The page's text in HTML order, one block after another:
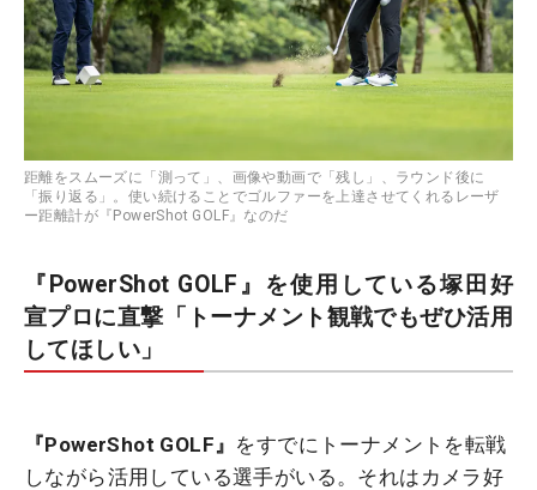
距離をスムーズに「測って」、画像や動画で「残し」、ラウンド後に
「振り返る」。使い続けることでゴルファーを上達させてくれるレーザ
ー距離計が『PowerShot GOLF』なのだ
『PowerShot GOLF』を使用している塚田好
宣プロに直撃「トーナメント観戦でもぜひ活用
してほしい」
『PowerShot GOLF』 をすでにトーナメントを転戦
しながら活用している選手がいる。それはカメラ好